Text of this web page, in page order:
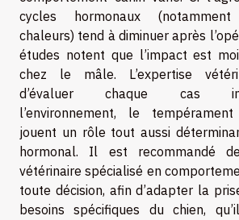
cycles hormonaux
chaleurs) tend à diminuer après
études notent que l’impact est
chez le mâle. L’expertise
d’évaluer chaque cas
l’environnement, le
jouent un rôle tout aussi
hormonal. Il est recommandé
vétérinaire spécialisé en
toute décision, afin d’adapter la
besoins spécifiques du chien,